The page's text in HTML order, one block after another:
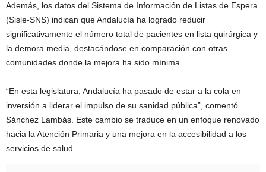
Además, los datos del Sistema de Información de Listas de Espera
(Sisle-SNS) indican que Andalucía ha logrado reducir
significativamente el número total de pacientes en lista quirúrgica y
la demora media, destacándose en comparación con otras
comunidades donde la mejora ha sido mínima.
“En esta legislatura, Andalucía ha pasado de estar a la cola en
inversión a liderar el impulso de su sanidad pública”, comentó
Sánchez Lambás. Este cambio se traduce en un enfoque renovado
hacia la Atención Primaria y una mejora en la accesibilidad a los
servicios de salud.